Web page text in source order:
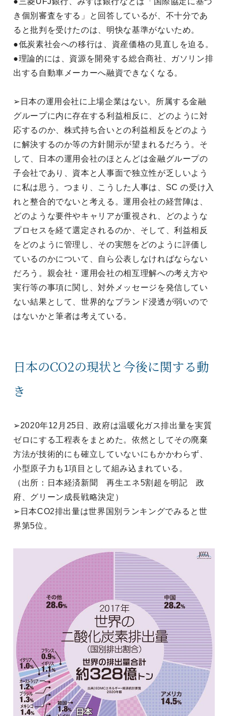
き個別審査をする」と回答しているが、不十分であ
ると批判を受けたのは、明快な基準がないため。
●低炭素社会への移行は、資産価格の見直しを迫る。
●理論的には、資源を開発する総合商社、ガソリン排
出する自動車メーカーへ融資できなくなる。
➢日本の運用会社に上場企業はない。所属する金融
グループに内に存在する利益相反に、どのように対
応するのか、株式持ち合いとの利益相反をどのよう
に解決するのか等の方針開示が望まれるだろう。そ
して、日本の運用会社のほとんどは金融グループの
子会社であり、資本と人事面で独立性が乏しいよう
に私は思う。つまり、こうした人事は、SC の受け入
れと整合的でないと考える。運用会社の経営陣は、
どのような要件やキャリアが重視され、どのような
プロセスを経て選定されるのか、そして、利益相反
をどのように管理し、その実態をどのように評価し
ているのかについて、自ら公表しなければならない
だろう。親会社・運用会社の相互理解への考え方や
実行等の事項に関し、対外メッセージを発信してい
ない結果として、世界的なブランド浸透が弱いので
はないかと筆者は考えている。
日本のCO2の現状と今後に関する動
き
➢2020年12月25日、政府は温暖化ガス排出量を実質
ゼロにする工程表をまとめた。依然としてその廃棄
方法が技術的にも確立していないにもかかわらず、
小型原子力も1項目として組み込まれている。
（出所：日本経済新聞 再生エネ5割超を明記 政
府、グリーン成長戦略決定）
➢日本CO2排出量は世界国別ランキングでみると世
界第5位。